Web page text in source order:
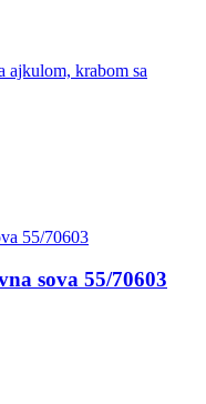
sova 55/70603